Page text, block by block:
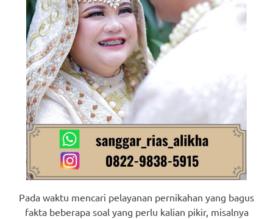
Pada waktu mencari pelayanan pernikahan yang bagus
fakta beberapa soal yang perlu kalian pikir, misalnya